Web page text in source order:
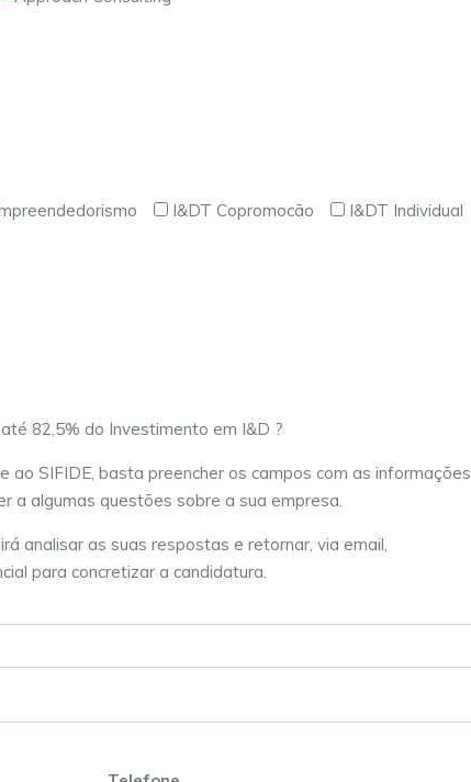
I&DT Copromocão I&DT Individual
82,5% do Investimento em I&D ?
SIFIDE, basta preencher os campos com as informações
a algumas questões sobre a sua empresa.
analisar as suas respostas e retornar, via email,
para concretizar a candidatura.